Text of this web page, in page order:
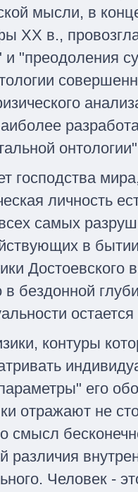
мысли, в
XX в.,
"преодоления
господства
личность
самых
в
Достоевского
в бездонной
контуры
его
отражают не
смысл
различия
Человек -